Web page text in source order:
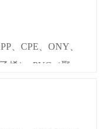
广泛应包
、CPE、ONY、
烯） PVC（聚氯